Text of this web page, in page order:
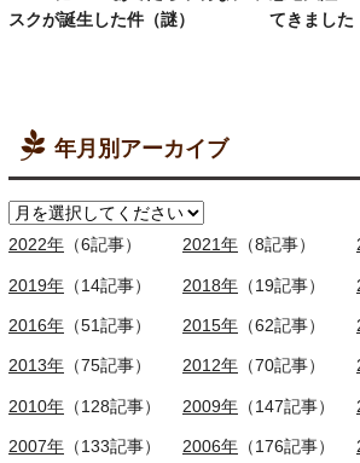
スクが誕生した件（謎）
てきました
年月別アーカイブ
2022年 （6記事） 2021年 （8記事）
2019年 （14記事） 2018年 （19記事）
2016年 （51記事） 2015年 （62記事）
2013年 （75記事） 2012年 （70記事）
2010年 （128記事） 2009年 （147記事）
2007年 （133記事） 2006年 （176記事）